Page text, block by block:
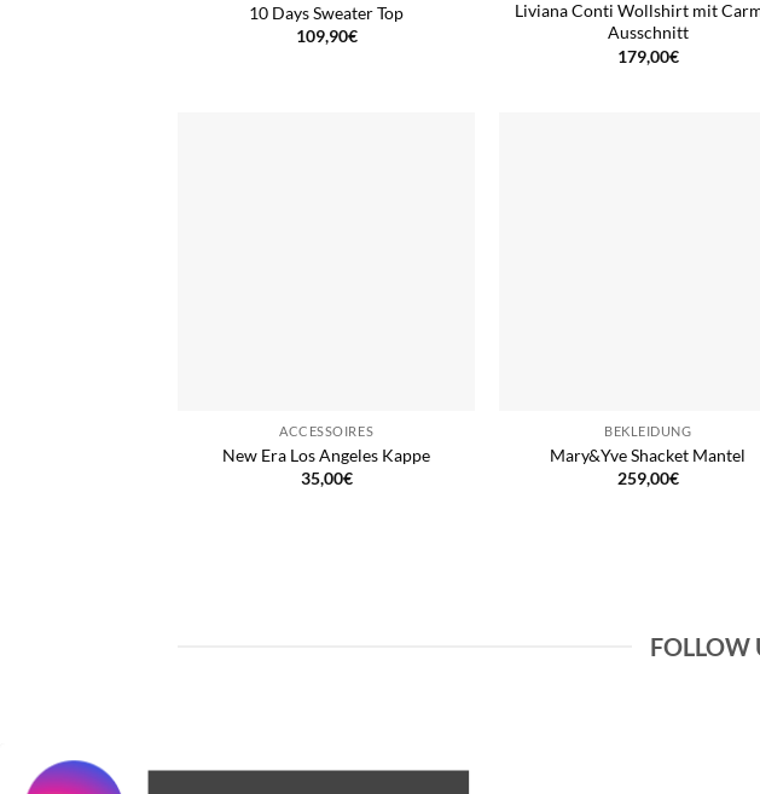
10 Days Sweater Top
109,90€
Liviana Conti Wollshirt mit
Ausschnitt
179,00€
ACCESSOIRES
New Era Los Angeles Kappe
35,00€
BEKLEIDUNG
Mary&Yve Shacket Mantel
259,00€
FOLLOW